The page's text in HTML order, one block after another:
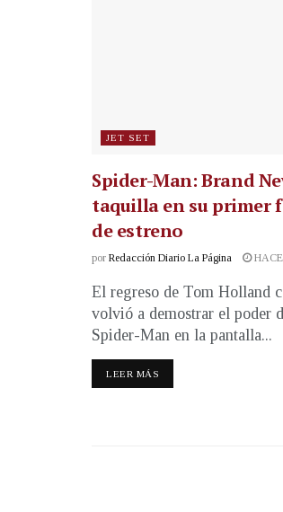
JET SET
Spider-Man: Brand
taquilla en su primer
de estreno
por Redacción Diario La Página
El regreso de Tom Holland
volvió a demostrar el poder
Spider-Man en la pantalla...
LEER MÁS